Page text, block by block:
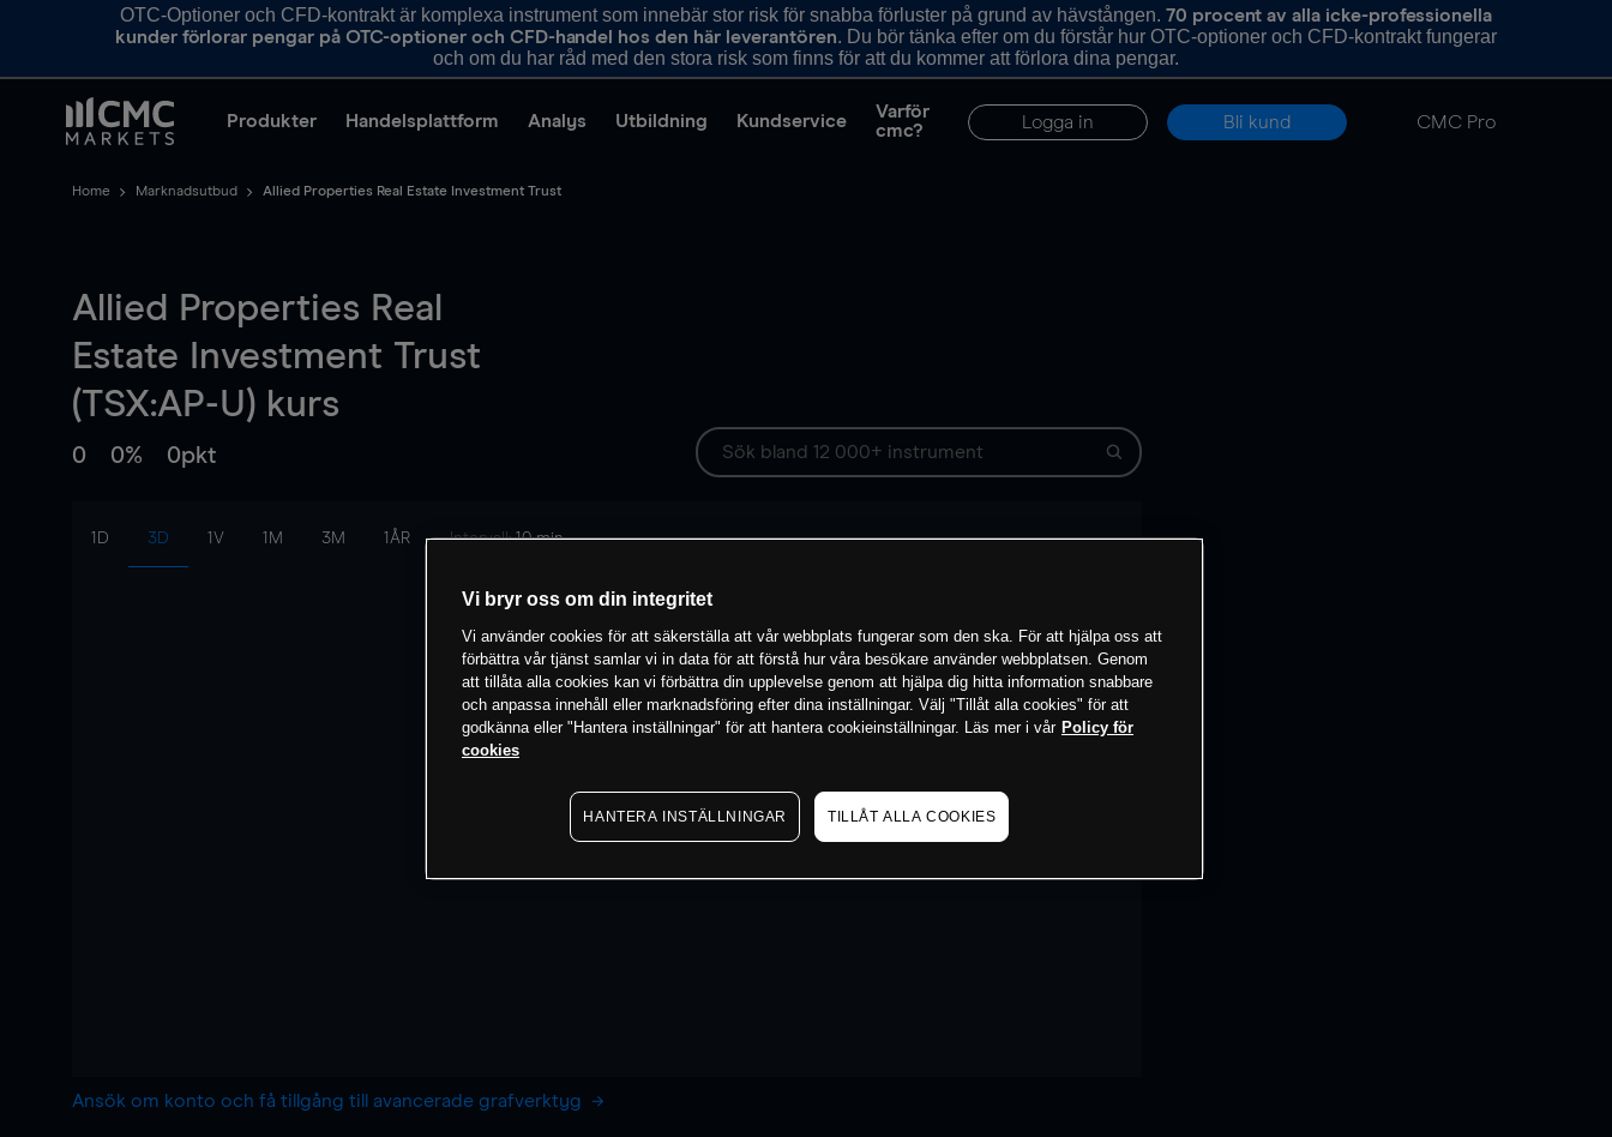
OTC-Optioner och CFD-kontrakt är komplexa instrument som innebär stor risk för snabba förluster på grund av hävstången. 70 procent av alla icke-professionella
kunder förlorar pengar på OTC-optioner och CFD-handel hos den här leverantören. Du bör tänka efter om du förstår hur OTC-optioner och CFD-kontrakt fungerar
och om du har råd med den stora risk som finns för att du kommer att förlora dina pengar.
Produkter Handelsplattform Analys Utbildning Kundservice
Varför
cmc?
Logga in Bli kund CMC Pro
Home Marknadsutbud Allied Properties Real Estate Investment Trust
Allied Properties Real
Estate Investment Trust
(TSX:AP-U) kurs
0 0% 0pkt
1D 3D 1V 1M 3M 1ÅR Intervall:10 min
Ansök om konto och få tillgång till avancerade grafverktyg
Vi bryr oss om din integritet
Vi använder cookies för att säkerställa att vår webbplats fungerar som den ska. För att hjälpa oss att
förbättra vår tjänst samlar vi in data för att förstå hur våra besökare använder webbplatsen. Genom
att tillåta alla cookies kan vi förbättra din upplevelse genom att hjälpa dig hitta information snabbare
och anpassa innehåll eller marknadsföring efter dina inställningar. Välj "Tillåt alla cookies" för att
godkänna eller "Hantera inställningar" för att hantera cookieinställningar. Läs mer i vår Policy för
cookies
HANTERA INSTÄLLNINGAR TILLÅT ALLA COOKIES